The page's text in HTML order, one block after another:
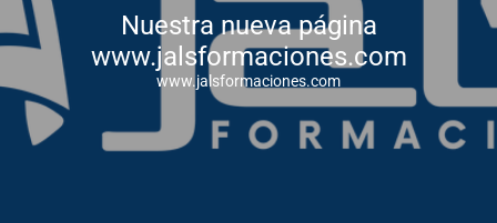
Nuestra nueva página
www.jalsformaciones.com
www.jalsformaciones.com